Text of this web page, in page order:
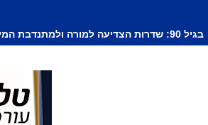
חשד לחיסול בנתיבות: אדם נורה למוות, צעיר